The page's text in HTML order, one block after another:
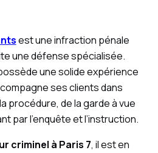
est une infraction pénale
une défense spécialisée.
une solide expérience
ses clients dans
procédure, de la garde à vue
par l’enquête et l’instruction.
criminel à Paris 7, il est en